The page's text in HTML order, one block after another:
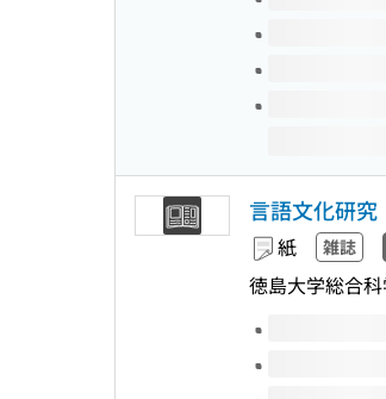
言語文化研究
紙 雑誌
徳島大学総合
このタイトルの巻号